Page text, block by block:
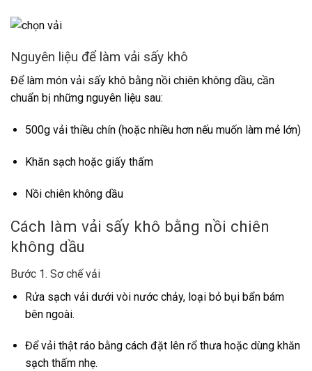
Nguyên liệu để làm vải sấy khô
Để làm món vải sấy khô bằng nồi chiên không dầu, cần
chuẩn bị những nguyên liệu sau:
500g vải thiều chín (hoặc nhiều hơn nếu muốn làm mẻ lớn)
Khăn sạch hoặc giấy thấm
Nồi chiên không dầu
Cách làm vải sấy khô bằng nồi chiên
không dầu
Bước 1. Sơ chế vải
Rửa sạch vải dưới vòi nước chảy, loại bỏ bụi bẩn bám
bên ngoài.
Để vải thật ráo bằng cách đặt lên rổ thưa hoặc dùng khăn
sạch thấm nhẹ.